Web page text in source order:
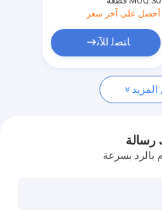
أحصل على آخر سعر
ﺎﺘﺼﻟ ﺍﻶﻧ
رسالة
بسرعة